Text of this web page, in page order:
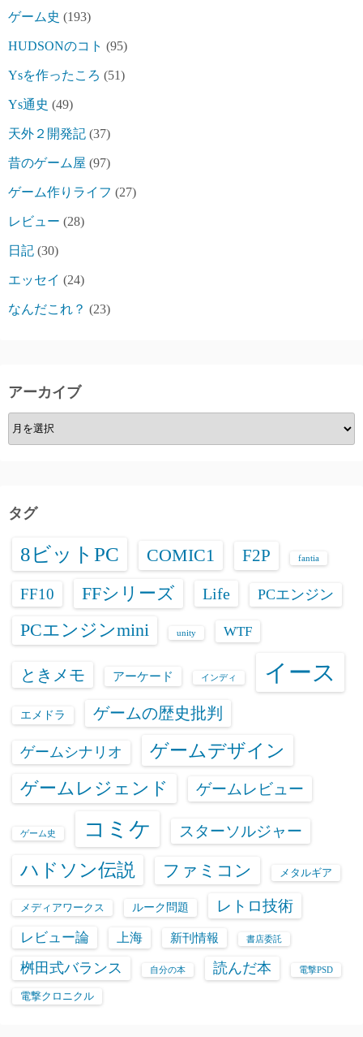
ゲーム史 (193)
HUDSONのコト (95)
Ysを作ったころ (51)
Ys通史 (49)
天外２開発記 (37)
昔のゲーム屋 (97)
ゲーム作りライフ (27)
レビュー (28)
日記 (30)
エッセイ (24)
なんだこれ？ (23)
アーカイブ
ア
ー
ブ
タグ
8ビットPC COMIC1 F2P fantia
FF10 FFシリーズ Life PCエンジン
PCエンジンmini unity WTF
ときメモ アーケード インディ イース
エメドラ ゲームの歴史批判
ゲームシナリオ ゲームデザイン
ゲームレジェンド ゲームレビュー
ゲーム史 コミケ スターソルジャー
ハドソン伝説 ファミコン メタルギア
メディアワークス ルーク問題 レトロ技術
レビュー論 上海 新刊情報 書店委託
桝田式バランス 自分の本 読んだ本 電撃PSD
電撃クロニクル